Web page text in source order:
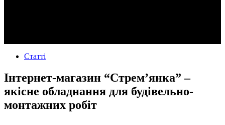
Статті
Інтернет-магазин “Стрем’янка” –
якісне обладнання для будівельно-
монтажних робіт